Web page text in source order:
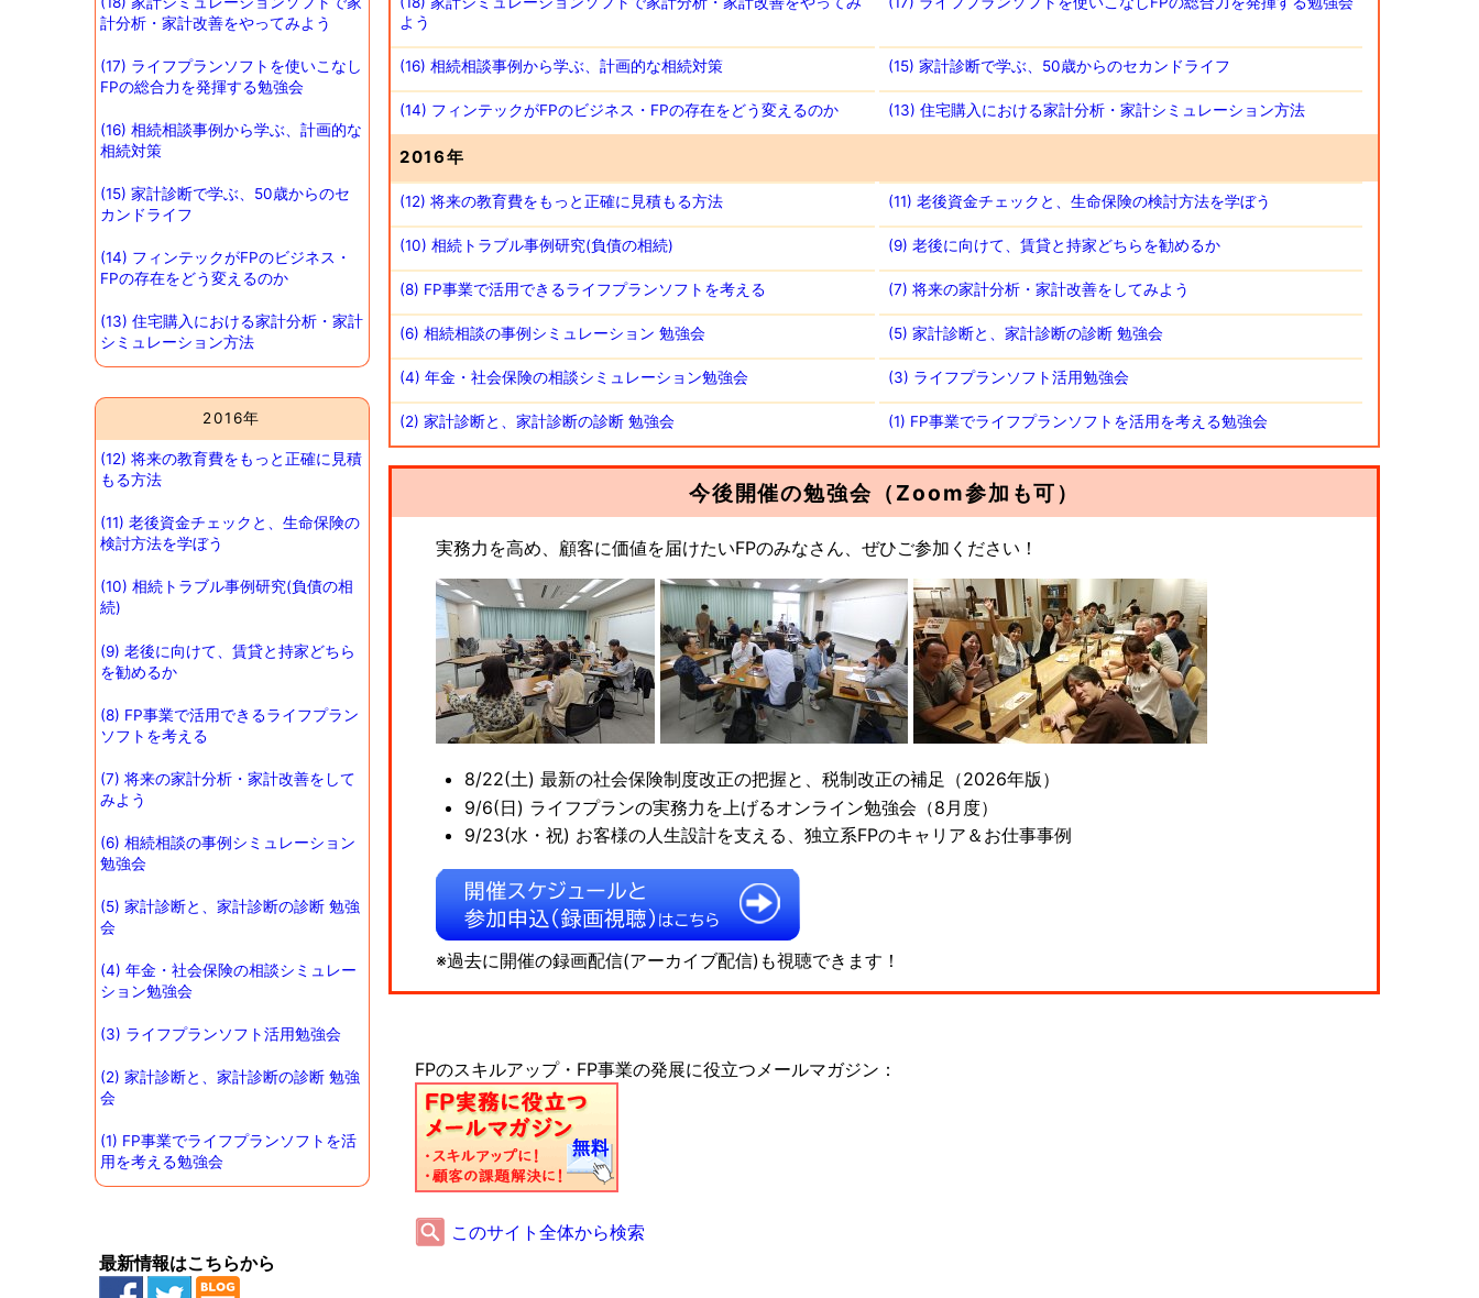
計分析・家計改善をやってみよう
(17) ライフプランソフトを使いこなし
FPの総合力を発揮する勉強会
(16) 相続相談事例から学ぶ、計画的な
相続対策
(15) 家計診断で学ぶ、50歳からのセ
カンドライフ
(14) フィンテックがFPのビジネス・
FPの存在をどう変えるのか
(13) 住宅購入における家計分析・家計
シミュレーション方法
2016年
(12) 将来の教育費をもっと正確に見積
もる方法
(11) 老後資金チェックと、生命保険の
検討方法を学ぼう
(10) 相続トラブル事例研究(負債の相
続)
(9) 老後に向けて、賃貸と持家どちら
を勧めるか
(8) FP事業で活用できるライフプラン
ソフトを考える
(7) 将来の家計分析・家計改善をして
みよう
(6) 相続相談の事例シミュレーション
勉強会
(5) 家計診断と、家計診断の診断 勉強
会
(4) 年金・社会保険の相談シミュレー
ション勉強会
(3) ライフプランソフト活用勉強会
(2) 家計診断と、家計診断の診断 勉強
会
(1) FP事業でライフプランソフトを活
用を考える勉強会
最新情報はこちらから
よう
(16) 相続相談事例から学ぶ、計画的な相続対策 (15) 家計診断で学ぶ、50歳からのセカンドライフ
(14) フィンテックがFPのビジネス・FPの存在をどう変えるのか (13) 住宅購入における家計分析・家計シミュレーション方法
2016年
(12) 将来の教育費をもっと正確に見積もる方法 (11) 老後資金チェックと、生命保険の検討方法を学ぼう
(10) 相続トラブル事例研究(負債の相続) (9) 老後に向けて、賃貸と持家どちらを勧めるか
(8) FP事業で活用できるライフプランソフトを考える (7) 将来の家計分析・家計改善をしてみよう
(6) 相続相談の事例シミュレーション 勉強会 (5) 家計診断と、家計診断の診断 勉強会
(4) 年金・社会保険の相談シミュレーション勉強会 (3) ライフプランソフト活用勉強会
(2) 家計診断と、家計診断の診断 勉強会 (1) FP事業でライフプランソフトを活用を考える勉強会
今後開催の勉強会（Zoom参加も可）
実務力を高め、顧客に価値を届けたいFPのみなさん、ぜひご参加ください！
8/22(土) 最新の社会保険制度改正の把握と、税制改正の補足（2026年版）
9/6(日) ライフプランの実務力を上げるオンライン勉強会（8月度）
9/23(水・祝) お客様の人生設計を支える、独立系FPのキャリア＆お仕事事例
※過去に開催の録画配信(アーカイブ配信)も視聴できます！
FPのスキルアップ・FP事業の発展に役立つメールマガジン：
このサイト全体から検索